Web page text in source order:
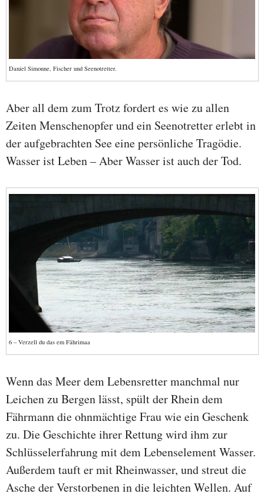
Daniel Simonne, Fischer und Seenotretter.
Aber all dem zum Trotz fordert es wie zu allen
Zeiten Menschenopfer und ein Seenotretter erlebt in
der aufgebrachten See eine persönliche Tragödie.
Wasser ist Leben – Aber Wasser ist auch der Tod.
6 – Verzell du das em Fährimaa
Wenn das Meer dem Lebensretter manchmal nur
Leichen zu Bergen lässt, spült der Rhein dem
Fährmann die ohnmächtige Frau wie ein Geschenk
zu. Die Geschichte ihrer Rettung wird ihm zur
Schlüsselerfahrung mit dem Lebenselement Wasser.
Außerdem tauft er mit Rheinwasser, und streut die
Asche der Verstorbenen in die leichten Wellen. Auf